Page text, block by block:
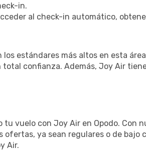
in.
al check-in automático,
estándares más altos en esta
confianza. Además, Joy Air
vuelo con Joy Air en Opodo. Con
ya sean regulares o de bajo
Air.